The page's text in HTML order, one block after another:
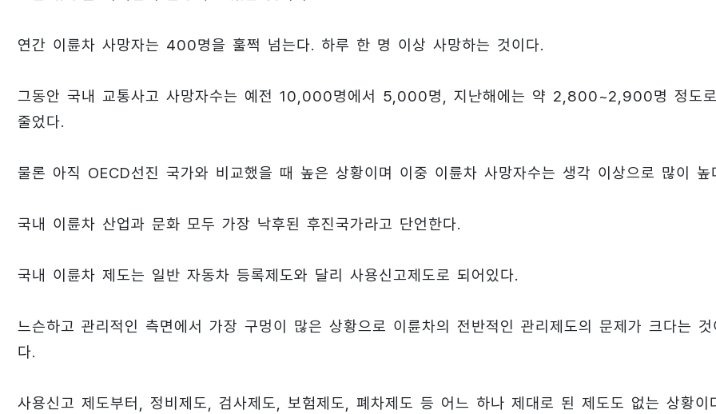
연간 이륜차 사망자는 400명을 훌쩍 넘는다. 하루 한 명 이상 사망하는 것이다.
그동안 국내 교통사고 사망자수는 예전 10,000명에서 5,000명, 지난해에는 약 2,800~2,900명 정도로
줄었다.
물론 아직 OECD선진 국가와 비교했을 때 높은 상황이며 이중 이륜차 사망자수는 생각 이상으로 많이 높
국내 이륜차 산업과 문화 모두 가장 낙후된 후진국가라고 단언한다.
국내 이륜차 제도는 일반 자동차 등록제도와 달리 사용신고제도로 되어있다.
느슨하고 관리적인 측면에서 가장 구멍이 많은 상황으로 이륜차의 전반적인 관리제도의 문제가 크다는 것
다.
사용신고 제도부터, 정비제도, 검사제도, 보험제도, 폐차제도 등 어느 하나 제대로 된 제도도 없는 상황이